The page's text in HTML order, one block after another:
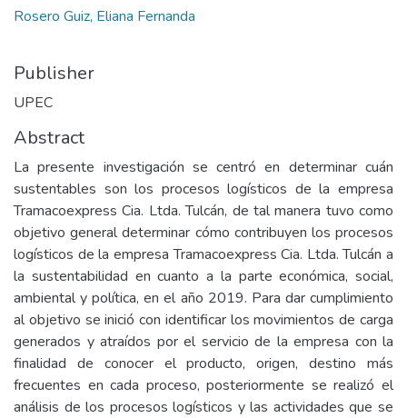
Rosero Guiz, Eliana Fernanda
Publisher
UPEC
Abstract
La presente investigación se centró en determinar cuán
sustentables son los procesos logísticos de la empresa
Tramacoexpress Cia. Ltda. Tulcán, de tal manera tuvo como
objetivo general determinar cómo contribuyen los procesos
logísticos de la empresa Tramacoexpress Cia. Ltda. Tulcán a
la sustentabilidad en cuanto a la parte económica, social,
ambiental y política, en el año 2019. Para dar cumplimiento
al objetivo se inició con identificar los movimientos de carga
generados y atraídos por el servicio de la empresa con la
finalidad de conocer el producto, origen, destino más
frecuentes en cada proceso, posteriormente se realizó el
análisis de los procesos logísticos y las actividades que se